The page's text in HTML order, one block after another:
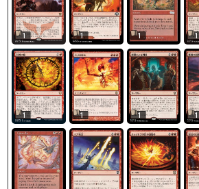
1 1 1 1
1 1 1 1